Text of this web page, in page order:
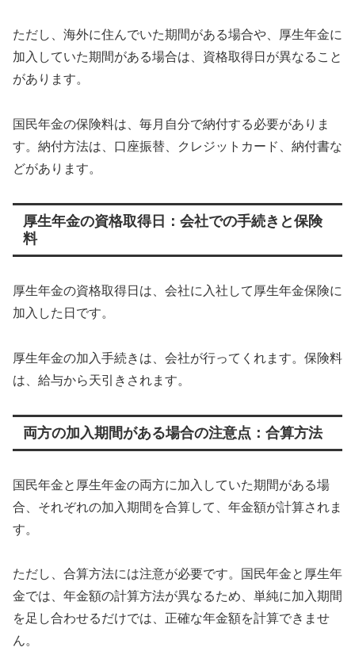
ただし、海外に住んでいた期間がある場合や、厚生年金に
加入していた期間がある場合は、資格取得日が異なること
があります。
国民年金の保険料は、毎月自分で納付する必要がありま
す。納付方法は、口座振替、クレジットカード、納付書な
どがあります。
厚生年金の資格取得日：会社での手続きと保険
料
厚生年金の資格取得日は、会社に入社して厚生年金保険に
加入した日です。
厚生年金の加入手続きは、会社が行ってくれます。保険料
は、給与から天引きされます。
両方の加入期間がある場合の注意点：合算方法
国民年金と厚生年金の両方に加入していた期間がある場
合、それぞれの加入期間を合算して、年金額が計算されま
す。
ただし、合算方法には注意が必要です。国民年金と厚生年
金では、年金額の計算方法が異なるため、単純に加入期間
を足し合わせるだけでは、正確な年金額を計算できませ
ん。